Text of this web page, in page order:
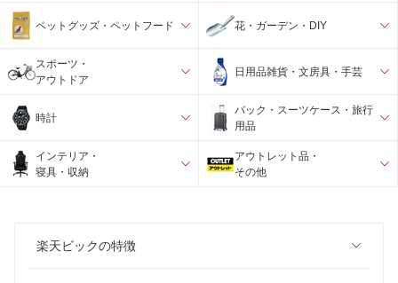
ペットグッズ・ペットフード 花・ガーデン・DIY
スポーツ・
アウトドア
日用品雑貨・文房具・手芸
時計
バック・スーツケース・旅行
用品
インテリア・
寝具・収納
アウトレット品・
その他
楽天ビックの特徴